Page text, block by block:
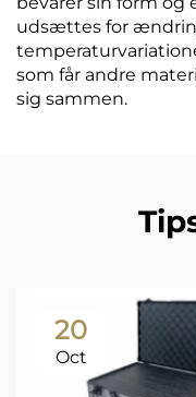
udsættes for
som får andre
sig sammen.
20
Oct